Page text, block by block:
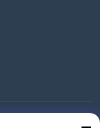
à fibre